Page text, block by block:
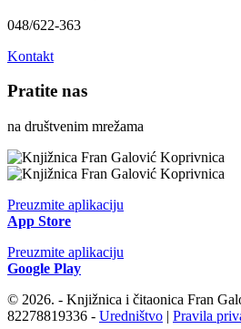
048/622-363
Kontakt
Pratite nas
na društvenim mrežama
Preuzmite aplikaciju
App Store
Preuzmite aplikaciju
Google Play
© 2026. - Knjižnica i čitaonica Fran
82278819336 - Uredništvo | Pravila